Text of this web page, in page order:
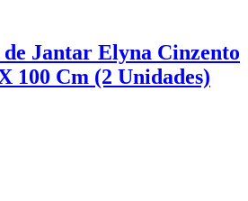
de Jantar Elyna Cinzento
100 Cm (2 Unidades)